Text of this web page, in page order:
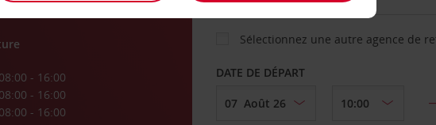
08:00 - 16:00
08:00 - 16:00
08:00 - 16:00
Sélectionnez une autre agence de
DATE DE DÉPART